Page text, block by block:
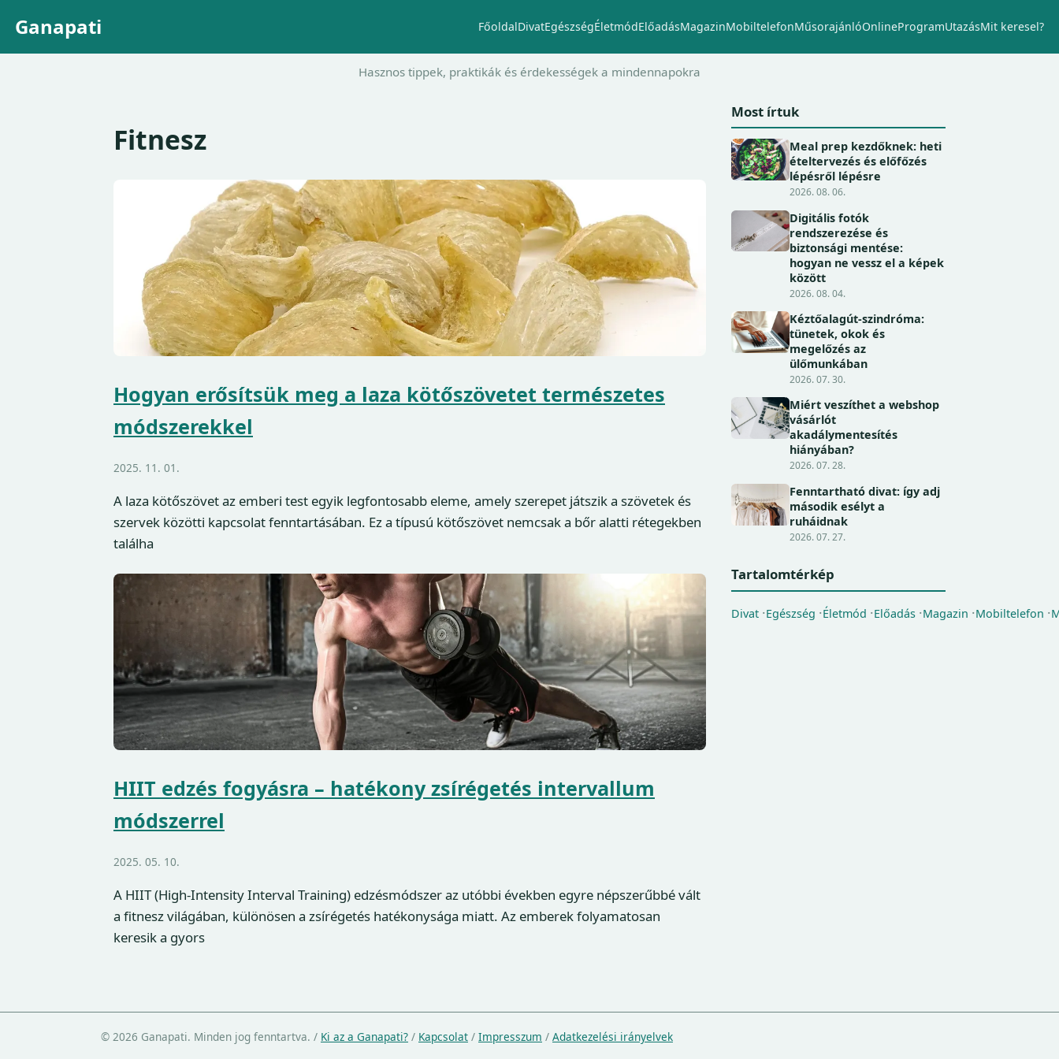
Ganapati FőoldalDivatEgészségÉletmódElőadásMagazinMobiltelefonMűsorajánlóOnlineProgramUtazásMit keresel?
Hasznos tippek, praktikák és érdekességek a mindennapokra
Fitnesz
Hogyan erősítsük meg a laza kötőszövetet természetes
módszerekkel
2025. 11. 01.
A laza kötőszövet az emberi test egyik legfontosabb eleme, amely szerepet játszik a szövetek és
szervek közötti kapcsolat fenntartásában. Ez a típusú kötőszövet nemcsak a bőr alatti rétegekben
találha
HIIT edzés fogyásra – hatékony zsírégetés intervallum
módszerrel
2025. 05. 10.
A HIIT (High-Intensity Interval Training) edzésmódszer az utóbbi években egyre népszerűbbé vált
a fitnesz világában, különösen a zsírégetés hatékonysága miatt. Az emberek folyamatosan
keresik a gyors
Most írtuk
Meal prep kezdőknek: heti
ételtervezés és előfőzés
lépésről lépésre
2026. 08. 06.
Digitális fotók
rendszerezése és
biztonsági mentése:
hogyan ne vessz el a képek
között
2026. 08. 04.
Kéztőalagút-szindróma:
tünetek, okok és
megelőzés az
ülőmunkában
2026. 07. 30.
Miért veszíthet a webshop
vásárlót
akadálymentesítés
hiányában?
2026. 07. 28.
Fenntartható divat: így adj
második esélyt a
ruháidnak
2026. 07. 27.
Tartalomtérkép
Divat Egészség Életmód Előadás Magazin Mobiltelefon
© 2026 Ganapati. Minden jog fenntartva. / Ki az a Ganapati? / Kapcsolat / Impresszum / Adatkezelési irányelvek